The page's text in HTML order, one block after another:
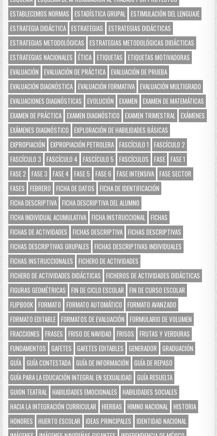
ESTABLECEMOS NORMAS
ESTADÍSTICA GRUPAL ESTIMULACIÓN DEL LENGUAJE
ESTRATEGIA DIDÁCTICA ESTRATEGIAS
ESTRATEGIAS DIDÁCTICAS
ESTRATEGIAS METODOLÓGICAS
ESTRATEGIAS METODOLÓGICAS DIDÁCTICAS
ESTRATEGIAS NACIONALES
ÉTICA ETIQUETAS
ETIQUETAS MOTIVADORAS
EVALUACIÓN
EVALUACIÓN DE PRÁCTICA EVALUACIÓN DE PRUEBA
EVALUACIÓN DIAGNÓSTICA EVALUACIÓN FORMATIVA EVALUACIÓN MULTIGRADO
EVALUACIONES DIAGNÓSTICAS
EVOLUCIÓN EXAMEN
EXAMEN DE MATEMÁTICAS
EXAMEN DE PRÁCTICA EXAMEN DIAGNÓSTICO EXAMEN TRIMESTRAL EXÁMENES
EXÁMENES DIAGNÓSTICO
EXPLORACIÓN DE HABILIDADES BÁSICAS
EXPROPIACIÓN
EXPROPIACIÓN PETROLERA FASCÍCULO 1
FASCÍCULO 2
FASCÍCULO 3
FASCÍCULO 4 FASCÍCULO 5 FASCÍCULOS FASE FASE 1
FASE 2
FASE 3 FASE 4 FASE 5 FASE 6 FASE INTENSIVA FASE SECTOR
FASES
FEBRERO FICHA DE DATOS
FICHA DE IDENTIFICACIÓN
FICHA DESCRIPTIVA FICHA DESCRIPTIVA DEL ALUMNO
FICHA INDIVIDUAL ACUMULATIVA FICHA INSTRUCCIONAL FICHAS
FICHAS DE ACTIVIDADES
FICHAS DESCRIPTIVA FICHAS DESCRIPTIVAS
FICHAS DESCRIPTIVAS GRUPALES
FICHAS DESCRIPTIVAS INDIVIDUALES
FICHAS INSTRUCCIONALES
FICHERO DE ACTIVIDADES
FICHERO DE ACTIVIDADES DIDÁCTICAS
FICHEROS DE ACTIVIDADES DIDÁCTICAS
FIGURAS GEOMÉTRICAS
FIN DE CICLO ESCOLAR
FIN DE CURSO ESCOLAR
FLIPBOOK FORMATO FORMATO AUTOMÁTICO
FORMATO AVANZADO
FORMATO EDITABLE FORMATOS DE EVALUACIÓN
FORMULARIO DE VOLUMEN
FRACCIONES
FRASES FRISO DE NAVIDAD FRISOS
FRUTAS Y VERDURAS
FUNDAMENTOS
GAFETES GAFETES EDITABLES GENERADOR
GRADUACIÓN
GUÍA GUÍA CONTESTADA GUÍA DE INFORMACIÓN
GUÍA DE REPASO
GUÍA PARA LA EDUCACIÓN INTEGRAL EN SEXUALIDAD
GUÍA RESUELTA
GUION TEATRAL HABILIDADES EMOCIONALES
HABILIDADES SOCIALES
HACIA LA INTEGRACIÓN CURRICULAR
HIERBAS HIMNO NACIONAL HISTORIA
HONORES
HUERTO ESCOLAR IDEAS PRINCIPALES
IDENTIDAD NACIONAL